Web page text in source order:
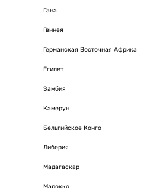
Гана
Гвинея
Германская Восточная Африка
Египет
Замбия
Камерун
Бельгийское Конго
Либерия
Мадагаскар